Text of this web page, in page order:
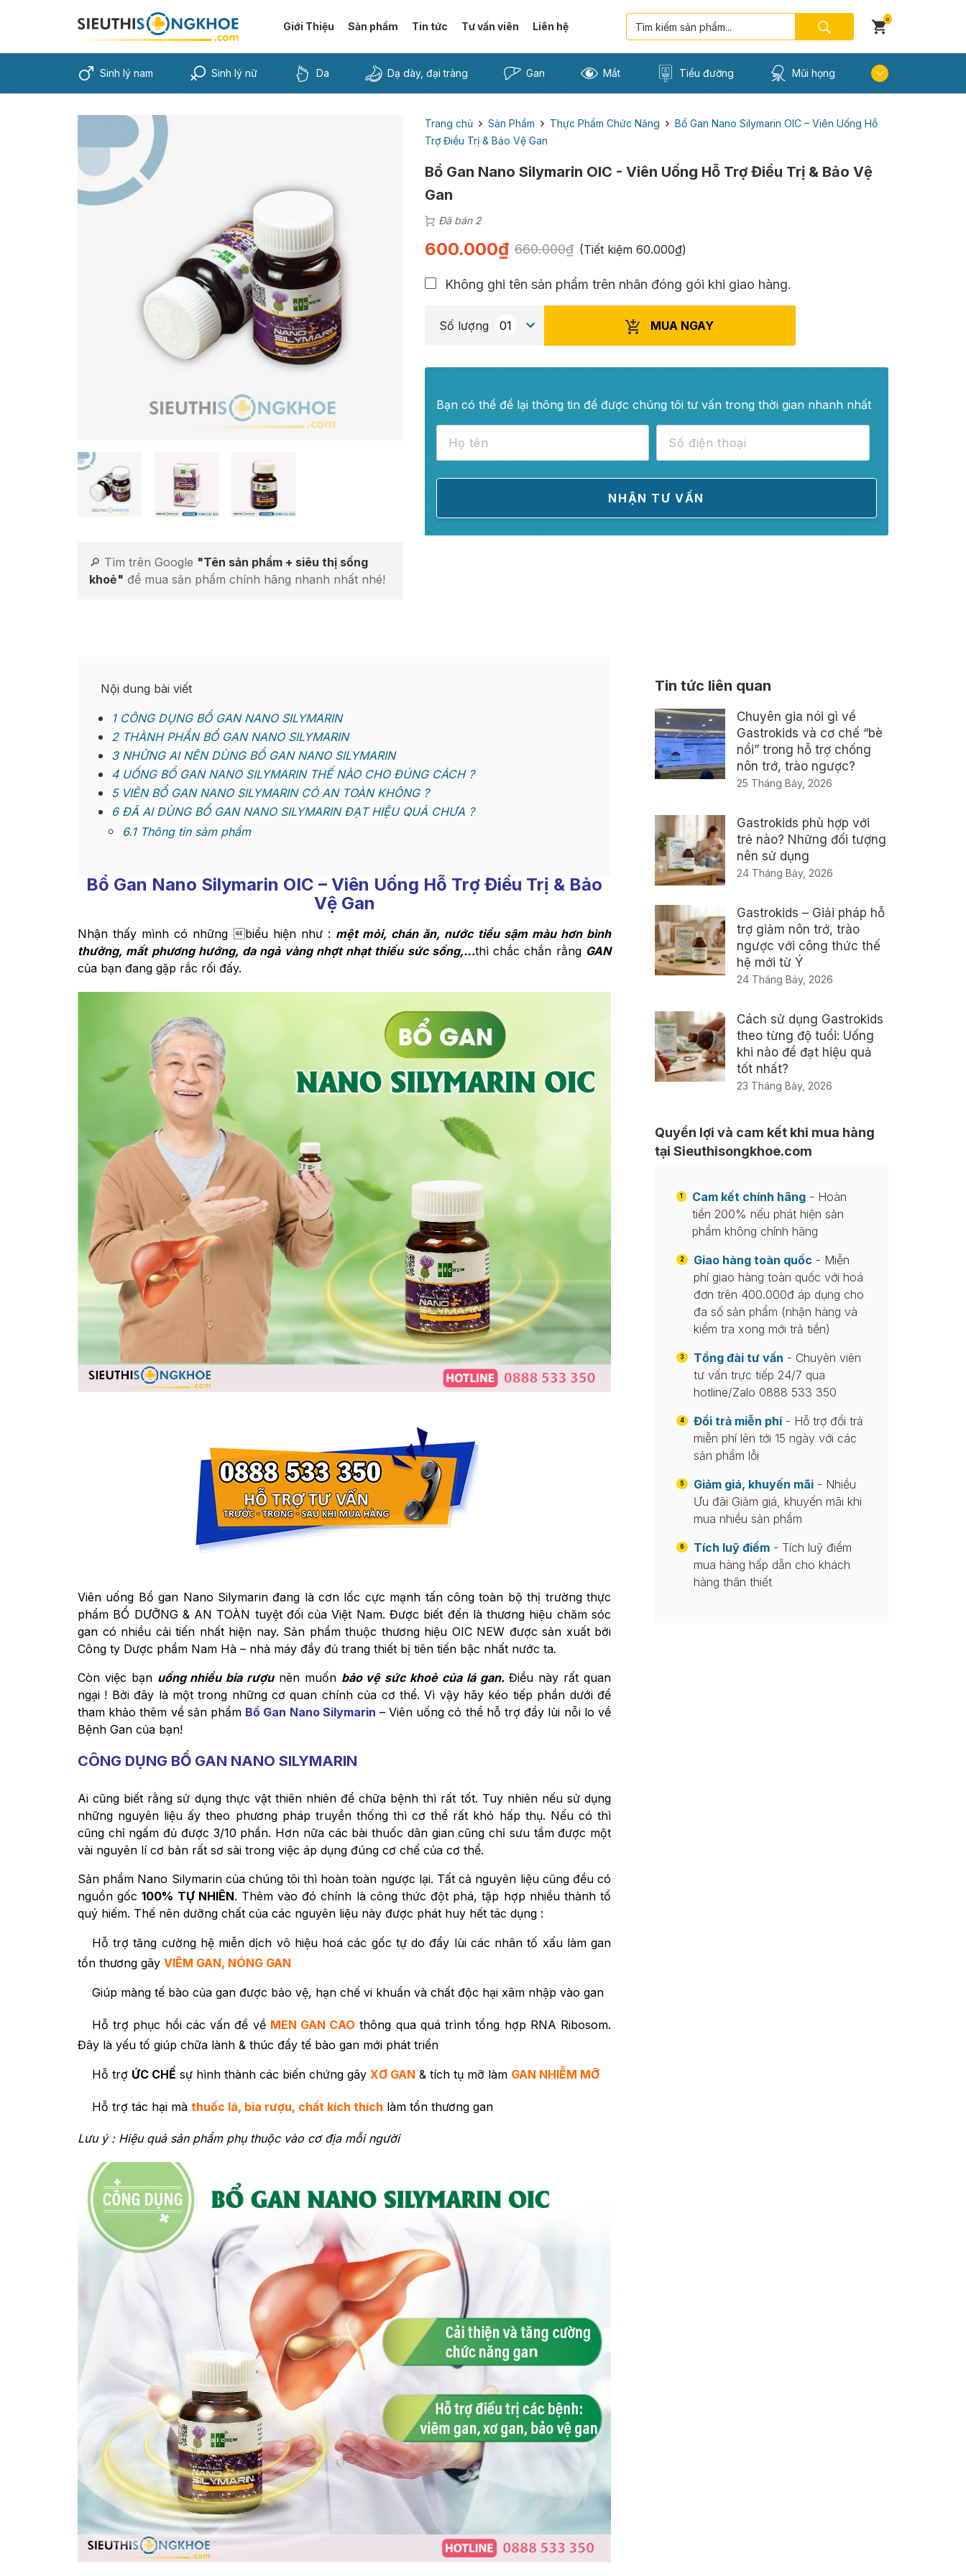
Giới Thiệu Sản phẩm Tin tức Tư vấn viên Liên hệ
0
Sinh lý nam Sinh lý nữ Da Dạ dày, đại tràng Gan Mắt Tiểu đường Mũi họng
🔎 Tìm trên Google "Tên sản phẩm + siêu thị sống
khoẻ" để mua sản phẩm chính hãng nhanh nhất nhé!
Trang chủ Sản Phẩm Thực Phẩm Chức Năng
Bổ Gan Nano Silymarin OIC – Viên Uống Hỗ
Trợ Điều Trị & Bảo Vệ Gan
Bổ Gan Nano Silymarin OIC - Viên Uống Hỗ Trợ Điều Trị & Bảo Vệ
Gan
Đã bán 2
660.000₫
600.000₫ (Tiết kiệm 60.000₫)
Không ghi tên sản phẩm trên nhãn đóng gói khi giao hàng.
Số lượng MUA NGAY
Bạn có thể để lại thông tin để được chúng tôi tư vấn trong thời gian nhanh nhất
Nội dung bài viết
1CÔNG DỤNG BỔ GAN NANO SILYMARIN
2THÀNH PHẦN BỔ GAN NANO SILYMARIN
3NHỮNG AI NÊN DÙNG BỔ GAN NANO SILYMARIN
4UỐNG BỔ GAN NANO SILYMARIN THẾ NÀO CHO ĐÚNG CÁCH ?
5VIÊN BỔ GAN NANO SILYMARIN CÓ AN TOÀN KHÔNG ?
6ĐÃ AI DÙNG BỔ GAN NANO SILYMARIN ĐẠT HIỆU QUẢ CHƯA ?
6.1Thông tin sảm phẩm
Bổ Gan Nano Silymarin OIC – Viên Uống Hỗ Trợ Điều Trị & Bảo
Vệ Gan
Nhận thấy mình có những biểu hiện như : mệt mỏi, chán ăn, nước tiểu sậm màu hơn bình
thường, mất phương hướng, da ngả vàng nhợt nhạt thiếu sức sống,…thì chắc chắn rằng GAN
của bạn đang gặp rắc rối đấy.
Viên uống Bổ gan Nano Silymarin đang là cơn lốc cực mạnh tấn công toàn bộ thị trường thực
phẩm BỔ DƯỠNG & AN TOÀN tuyệt đối của Việt Nam. Được biết đến là thương hiệu chăm sóc
gan có nhiều cải tiến nhất hiện nay. Sản phẩm thuộc thương hiệu OIC NEW được sản xuất bởi
Công ty Dược phẩm Nam Hà – nhà máy đầy đủ trang thiết bị tiên tiến bậc nhất nước ta.
Còn việc bạn uống nhiều bia rượunên muốn bảo vệ sức khoẻ của lá gan.Điều này rất quan
ngại ! Bởi đây là một trong những cơ quan chính của cơ thể. Vì vậy hãy kéo tiếp phần dưới để
tham khảo thêm về sản phẩm Bổ Gan Nano Silymarin – Viên uống có thể hỗ trợ đẩy lùi nỗi lo về
Bệnh Gan của bạn!
CÔNG DỤNG BỔ GAN NANO SILYMARIN
Ai cũng biết rằng sử dụng thực vật thiên nhiên để chữa bệnh thì rất tốt. Tuy nhiên nếu sử dụng
những nguyên liệu ấy theo phương pháp truyền thống thì cơ thể rất khó hấp thụ. Nếu có thì
cũng chỉ ngấm đủ được 3/10 phần. Hơn nữa các bài thuốc dân gian cũng chỉ sưu tầm được một
vài nguyên lí cơ bản rất sơ sài trong việc áp dụng đúng cơ chế của cơ thể.
Sản phẩm Nano Silymarin của chúng tôi thì hoàn toàn ngược lại. Tất cả nguyên liệu cũng đều có
nguồn gốc100% TỰ NHIÊN. Thêm vào đó chính là công thức đột phá, tập hợp nhiều thành tố
quý hiếm. Thế nên dưỡng chất của các nguyên liệu này được phát huy hết tác dụng :
Hỗ trợ tăng cường hệ miễn dịch vô hiệu hoá các gốc tự do đẩy lùi các nhân tố xấu làm gan
tổn thương gây VIÊM GAN, NÓNG GAN
Giúp màng tế bào của gan được bảo vệ, hạn chế vi khuẩn và chất độc hại xâm nhập vào gan
Hỗ trợ phục hồi các vấn đề về MEN GAN CAO thông qua quá trình tổng hợp RNA Ribosom.
Đây là yếu tố giúp chữa lành & thúc đẩy tế bào gan mới phát triển
Hỗ trợ ỨC CHẾ sự hình thành các biến chứng gây XƠ GAN & tích tụ mỡ làm GAN NHIỄM MỠ
Hỗ trợ tác hại mà thuốc lá, bia rượu, chất kích thích làm tổn thương gan
Lưu ý : Hiệu quả sản phẩm phụ thuộc vào cơ địa mỗi người
Tin tức liên quan
Chuyên gia nói gì về
Gastrokids và cơ chế “bè
nổi” trong hỗ trợ chống
nôn trớ, trào ngược?
25 Tháng Bảy, 2026
Gastrokids phù hợp với
trẻ nào? Những đối tượng
nên sử dụng
24 Tháng Bảy, 2026
Gastrokids – Giải pháp hỗ
trợ giảm nôn trớ, trào
ngược với công thức thế
hệ mới từ Ý
24 Tháng Bảy, 2026
Cách sử dụng Gastrokids
theo từng độ tuổi: Uống
khi nào để đạt hiệu quả
tốt nhất?
23 Tháng Bảy, 2026
Quyền lợi và cam kết khi mua hàng
tại Sieuthisongkhoe.com
1 Cam kết chính hãng - Hoàn
tiền 200% nếu phát hiện sản
phẩm không chính hãng
2 Giao hàng toàn quốc - Miễn
phí giao hàng toàn quốc với hoá
đơn trên 400.000đ áp dụng cho
đa số sản phẩm (nhận hàng và
kiểm tra xong mới trả tiền)
3 Tổng đài tư vấn - Chuyên viên
tư vấn trực tiếp 24/7 qua
hotline/Zalo 0888 533 350
4 Đổi trả miễn phí- Hỗ trợ đổi trả
miễn phí lên tới 15 ngày với các
sản phẩm lỗi
5 Giảm giá, khuyến mãi - Nhiều
Ưu đãi Giảm giá, khuyến mãi khi
mua nhiều sản phẩm
6 Tích luỹ điểm - Tích luỹ điểm
mua hàng hấp dẫn cho khách
hàng thân thiết